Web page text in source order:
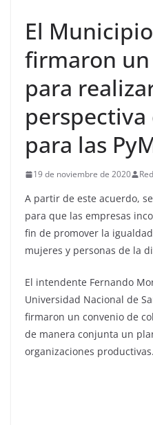
El
firmaron
para
perspectiva
para las
19 de noviembre de 2020
A partir de este acuerdo,
para que las empresas
fin de promover la
mujeres y personas de la
El intendente Fernando
Universidad Nacional de
firmaron un convenio de
de manera conjunta un
organizaciones productivas.